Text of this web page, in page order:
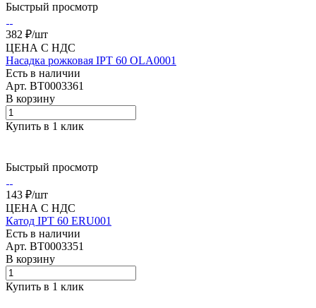
Быстрый просмотр
382 ₽/шт
ЦЕНА С НДС
Насадка рожковая IPT 60 OLA0001
Есть в наличии
Арт. BT0003361
В корзину
Купить в 1 клик
Быстрый просмотр
143 ₽/шт
ЦЕНА С НДС
Катод IPT 60 ERU001
Есть в наличии
Арт. BT0003351
В корзину
Купить в 1 клик